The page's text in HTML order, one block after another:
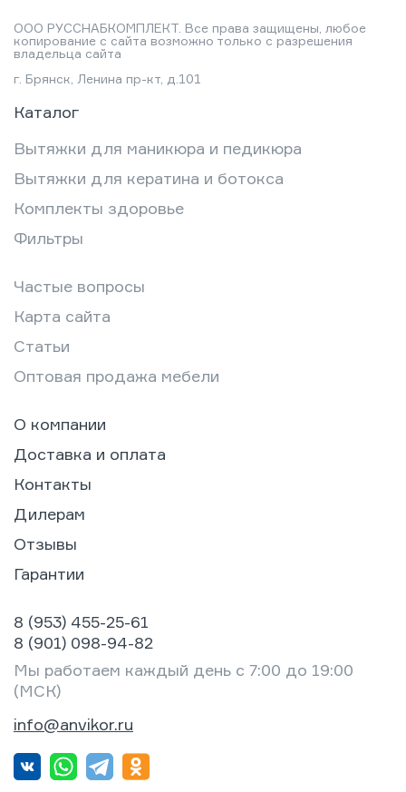
ООО РУССНАБКОМПЛЕКТ. Все права защищены, любое
копирование с сайта возможно только с разрешения
владельца сайта
г. Брянск, Ленина пр-кт, д.101
Каталог
Вытяжки для маникюра и педикюра
Вытяжки для кератина и ботокса
Комплекты здоровье
Фильтры
Частые вопросы
Карта сайта
Статьи
Оптовая продажа мебели
О компании
Доставка и оплата
Контакты
Дилерам
Отзывы
Гарантии
8 (953) 455-25-61
8 (901) 098-94-82
Мы работаем каждый день с 7:00 до 19:00
(МСК)
info@anvikor.ru